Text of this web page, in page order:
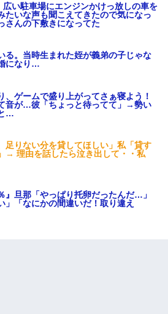
広い駐車場にエンジンかけっ放しの車を
たいな声も聞こえてきたので気になっ
さんの下敷きになってた
る。当時生まれた姪が義弟の子じゃな
になり…
、ゲームで盛り上がってさぁ寝よう！
音が…彼「ちょっと待ってて」→勢い
…
足りない分を貸してほしい」私「貸す
→ 理由を話したら泣き出して・・私
』旦那「やっぱり托卵だったんだ…」
」「なにかの間違いだ！取り違え